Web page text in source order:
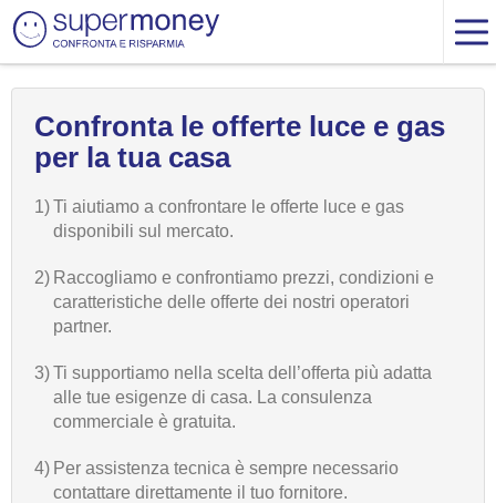
Confronta le offerte luce e gas
per la tua casa
1)Ti aiutiamo a confrontare le offerte luce e gas
disponibili sul mercato.
2) Raccogliamo e confrontiamo prezzi, condizioni e
caratteristiche delle offerte dei nostri operatori
partner.
3)Ti supportiamo nella scelta dell’offerta più adatta
alle tue esigenze di casa. La consulenza
commerciale è gratuita.
4) Per assistenza tecnica è sempre necessario
contattare direttamente il tuo fornitore.